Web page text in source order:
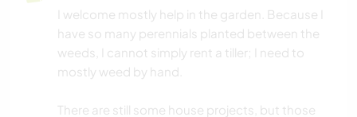
YOGA/BEM-ESTAR
NATURALEZA
FITNESS
I welcome mostly help in the garden. Because I
have so many perennials planted between the
weeds, I cannot simply rent a tiller; I need to
mostly weed by hand.
There are still some house projects, but those